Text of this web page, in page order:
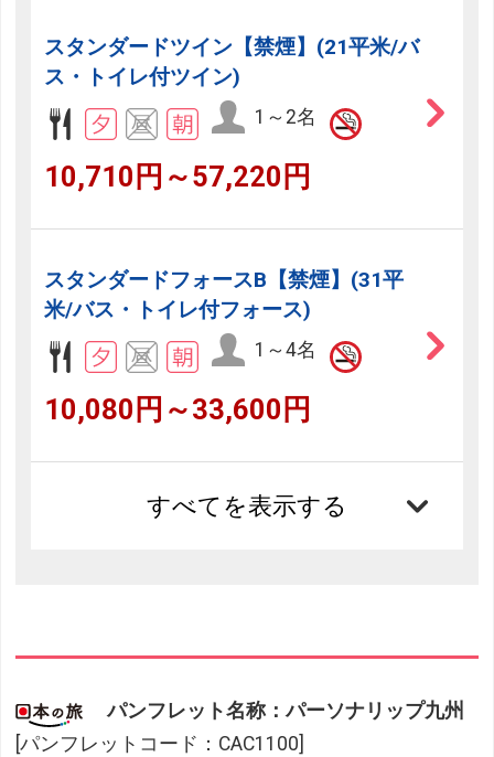
スタンダードツイン【禁煙】(21平米/バ
ス・トイレ付ツイン)
1～2名
10,710円～57,220円
スタンダードフォースB【禁煙】(31平
米/バス・トイレ付フォース)
1～4名
10,080円～33,600円
すべてを表示する
パンフレット名称：パーソナリップ九州
[パンフレットコード：CAC1100]